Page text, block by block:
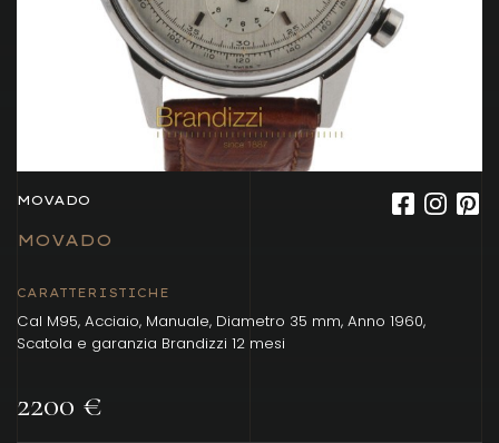
MOVADO
MOVADO
CARATTERISTICHE
Cal M95, Acciaio, Manuale, Diametro 35 mm, Anno 1960,
Scatola e garanzia Brandizzi 12 mesi
2200 €